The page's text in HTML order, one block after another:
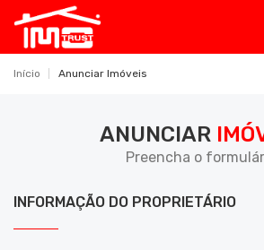
Início Anunciar Imóveis
ANUNCIAR
Preencha o
INFORMAÇÃO DO PROPRIETÁRIO